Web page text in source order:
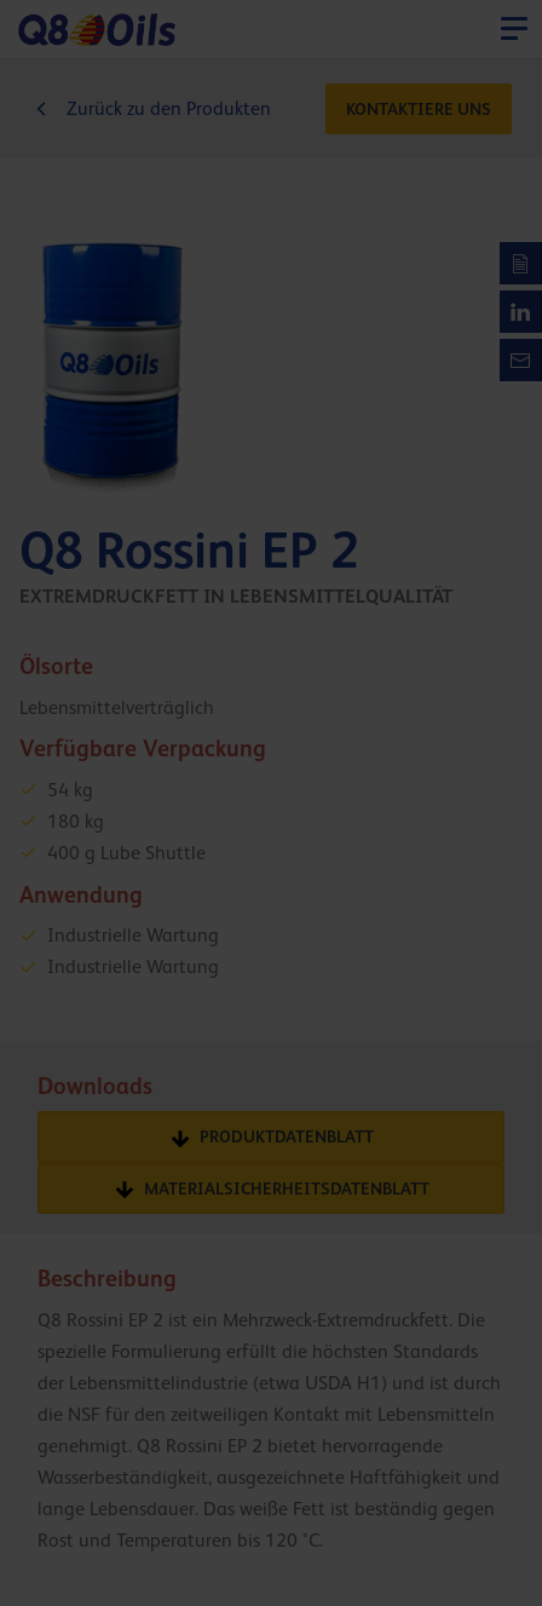
Zurück zu den Produkten KONTAKTIERE UNS
Q8 Rossini EP 2
EXTREMDRUCKFETT IN LEBENSMITTELQUALITÄT
Ölsorte
Lebensmittelverträglich
Verfügbare Verpackung
54 kg
180 kg
400 g Lube Shuttle
Anwendung
Industrielle Wartung
Industrielle Wartung
Downloads
PRODUKTDATENBLATT
MATERIALSICHERHEITSDATENBLATT
Beschreibung
Q8 Rossini EP 2 ist ein Mehrzweck-Extremdruckfett. Die
spezielle Formulierung erfüllt die höchsten Standards
der Lebensmittelindustrie (etwa USDA H1) und ist durch
die NSF für den zeitweiligen Kontakt mit Lebensmitteln
genehmigt. Q8 Rossini EP 2 bietet hervorragende
Wasserbeständigkeit, ausgezeichnete Haftfähigkeit und
lange Lebensdauer. Das weiße Fett ist beständig gegen
Rost und Temperaturen bis 120 °C.